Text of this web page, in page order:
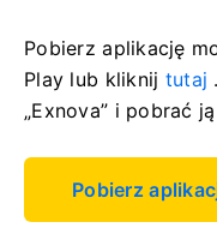
Pobierz aplikację
Play lub kliknij tutaj
„Exnova” i pobrać
Pobierz